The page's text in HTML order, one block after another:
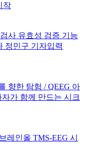
작
사 유효성 검증 기능
정민구 기자입력
향한 탐험 / QEEG 아
가 함께 만드는 시크
레인올 TMS-EEG 시